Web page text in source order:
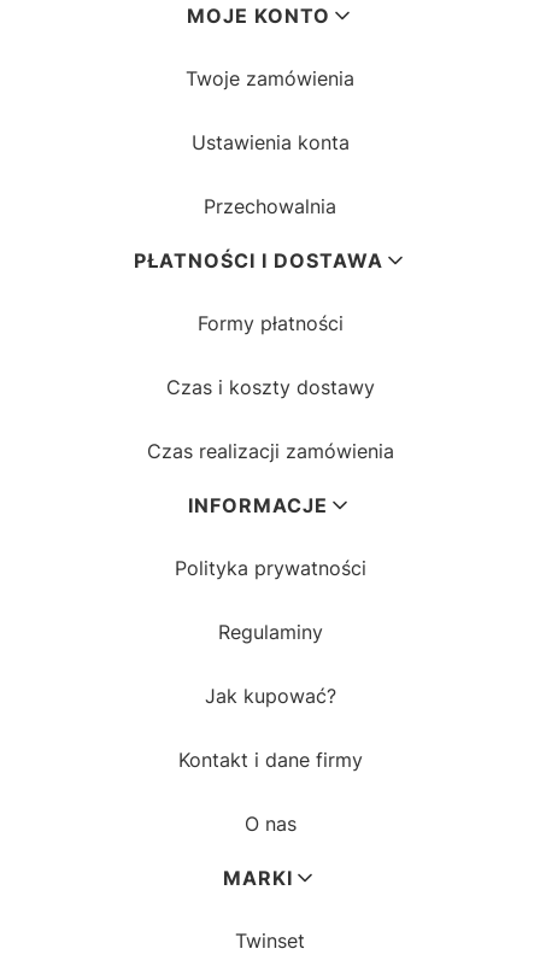
MOJE KONTO
Twoje zamówienia
Ustawienia konta
Przechowalnia
PŁATNOŚCI I DOSTAWA
Formy płatności
Czas i koszty dostawy
Czas realizacji zamówienia
INFORMACJE
Polityka prywatności
Regulaminy
Jak kupować?
Kontakt i dane firmy
O nas
MARKI
Twinset